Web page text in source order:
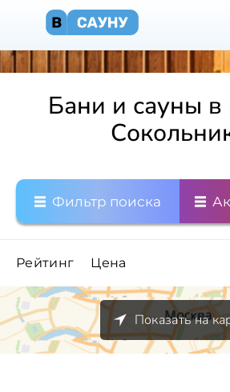
Бани и сауны в
Фильтр поиска
Рейтинг Цена
Показать на